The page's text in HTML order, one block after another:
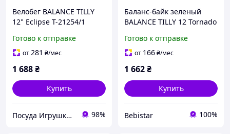
Велобег BALANCE TILLY
12" Eclipse T-21254/1
Готово к отправке
от281 ₴/мес
1 688₴
Купить
Посуда Игрушки Канцелярия Творчество Для Всей Семьи 98%
Баланс-байк зеленый
BALANCE TILLY 12 Tornado
Готово к отправке
от 166₴/мес
1 662₴
Купить
Bebistar 100%